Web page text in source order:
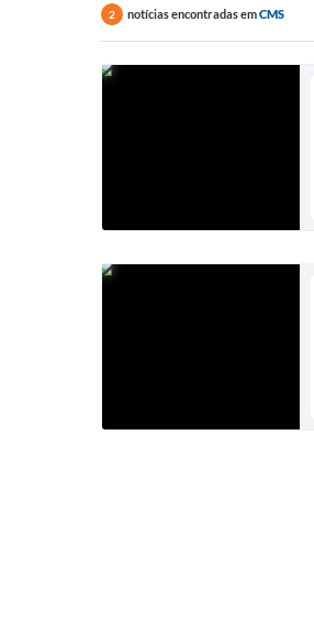
2 notícias encontradas emCMS